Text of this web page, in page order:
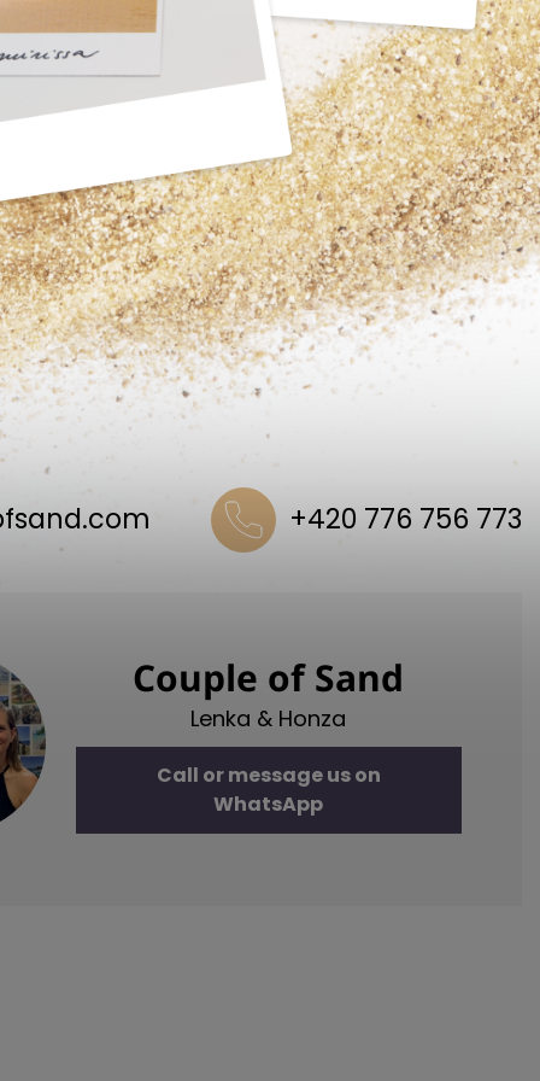
+420 776 756 773
Couple of Sand
Lenka & Honza
Call or message us on
WhatsApp